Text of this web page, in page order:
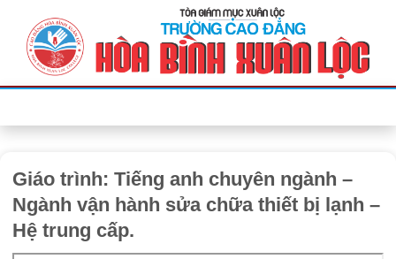
Giáo trình: Tiếng anh chuyên ngành –
Ngành vận hành sửa chữa thiết bị lạnh –
Hệ trung cấp.